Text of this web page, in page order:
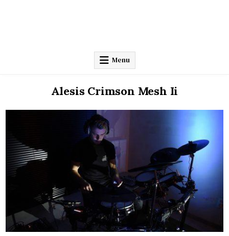
Menu
Alesis Crimson Mesh Ii